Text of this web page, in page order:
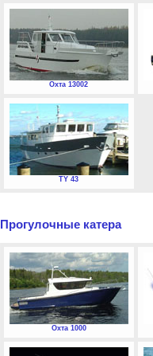
Охта 13002
TY 43
Прогулочные катера
Охта 1000